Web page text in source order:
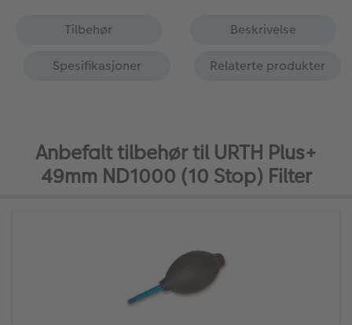
Tilbehør
Beskrivelse
Spesifikasjoner
Relaterte produkter
Anbefalt tilbehør til URTH Plus+
49mm ND1000 (10 Stop) Filter